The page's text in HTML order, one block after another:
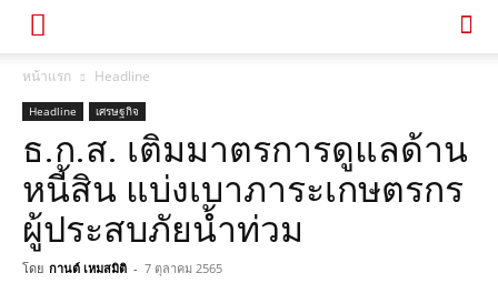
หน้าแรก Headline
Headline เศรษฐกิจ
ธ.ก.ส. เติมมาตรการดูแลด้าน
หนี้สิน แบ่งเบาภาระเกษตรกร
ผู้ประสบภัยน้ำท่วม
โดย กานต์ เหมสมิติ - 7 ตุลาคม 2565